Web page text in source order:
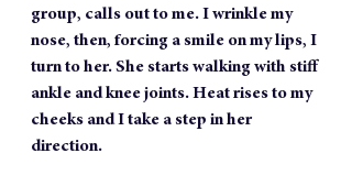
group, calls out to me. I wrinkle my
nose, then, forcing a smile on my lips, I
turn to her. She starts walking with stiff
ankle and knee joints. Heat rises to my
cheeks and I take a step in her
direction.